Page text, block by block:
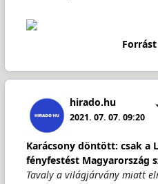
hirado.hu
2021. 07. 07. 09:20
Karácsony döntött: csak a
fényfestést Magyarország
Tavaly a világjárvány miatt